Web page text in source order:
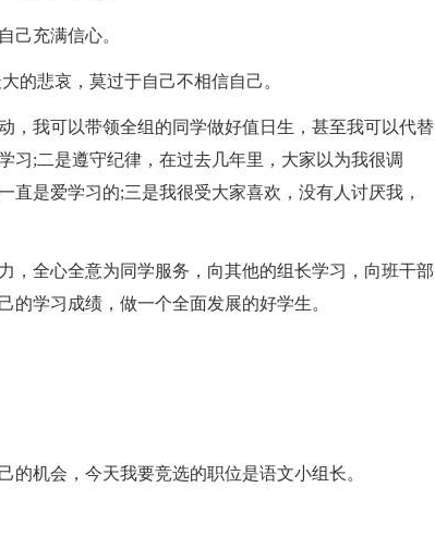
己充满信心。
的悲哀，莫过于自己不相信自己。
，我可以带领全组的同学做好值日生，甚至我可以代替
习;二是遵守纪律，在过去几年里，大家以为我很调
直是爱学习的;三是我很受大家喜欢，没有人讨厌我，
，全心全意为同学服务，向其他的组长学习，向班干部
学习成绩，做一个全面发展的好学生。
的机会，今天我要竞选的职位是语文小组长。